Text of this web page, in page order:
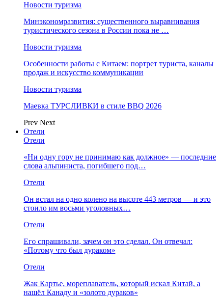
Новости туризма
Минэкономразвития: существенного выравнивания
туристического сезона в России пока не …
Новости туризма
Особенности работы с Китаем: портрет туриста, каналы
продаж и искусство коммуникации
Новости туризма
Маевка ТУРСЛИВКИ в стиле BBQ 2026
Prev Next
Отели
Отели
«Ни одну гору не принимаю как должное» — последние
слова альпиниста, погибшего под…
Отели
Он встал на одно колено на высоте 443 метров — и это
стоило им восьми уголовных…
Отели
Его спрашивали, зачем он это сделал. Он отвечал:
«Потому что был дураком»
Отели
Жак Картье, мореплаватель, который искал Китай, а
нашёл Канаду и «золото дураков»